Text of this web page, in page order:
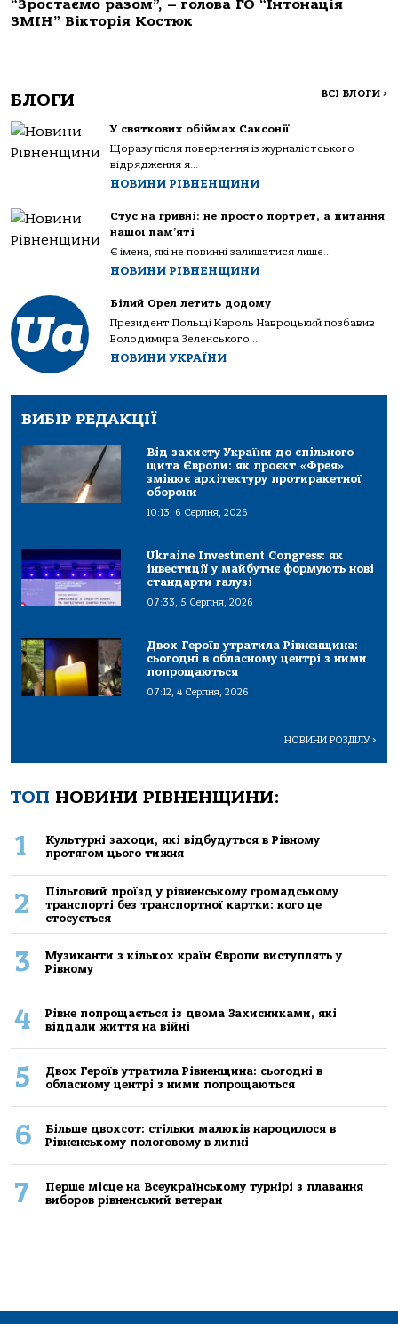
“Зростаємо разом”, – голова ГО “Інтонація
ЗМІН” Вікторія Костюк
БЛОГИ ВСІ БЛОГИ >
У святкових обіймах Саксонії
Щоразу після повернення із журналістського
відрядження я...
НОВИНИ РІВНЕНЩИНИ
Стус на гривні: не просто портрет, а питання
нашої пам’яті
Є імена, які не повинні залишатися лише...
НОВИНИ РІВНЕНЩИНИ
Білий Орел летить додому
Президент Польщі Кароль Навроцький позбавив
Володимира Зеленського...
НОВИНИ УКРАЇНИ
ВИБІР РЕДАКЦІЇ
Від захисту України до спільного
щита Європи: як проєкт «Фрея»
змінює архітектуру протиракетної
оборони
10:13, 6 Серпня, 2026
Ukraine Investment Congress: як
інвестиції у майбутнє формують нові
стандарти галузі
07:33, 5 Серпня, 2026
Двох Героїв утратила Рівненщина:
сьогодні в обласному центрі з ними
попрощаються
07:12, 4 Серпня, 2026
НОВИНИ РОЗДІЛУ>
ТОП НОВИНИ РІВНЕНЩИНИ:
1
Культурні заходи, які відбудуться в Рівному
протягом цього тижня
2
Пільговий проїзд у рівненському громадському
транспорті без транспортної картки: кого це
стосується
3
Музиканти з кількох країн Європи виступлять у
Рівному
4
Рівне попрощається із двома Захисниками, які
віддали життя на війні
5
Двох Героїв утратила Рівненщина: сьогодні в
обласному центрі з ними попрощаються
6
Більше двохсот: стільки малюків народилося в
Рівненському пологовому в липні
7
Перше місце на Всеукраїнському турнірі з плавання
виборов рівненський ветеран